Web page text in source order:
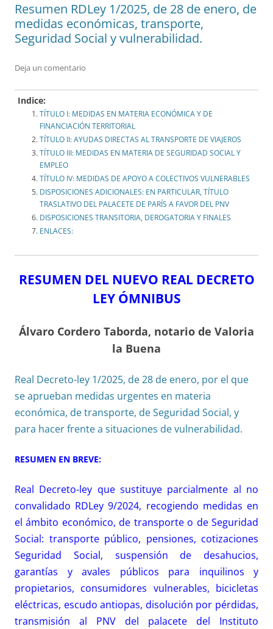
Resumen RDLey 1/2025, de 28 de enero, de
medidas económicas, transporte,
Seguridad Social y vulnerabilidad.
Deja un comentario
Indice:
TÍTULO I: MEDIDAS EN MATERIA ECONÓMICA Y DE
FINANCIACIÓN TERRITORIAL
TÍTULO II: AYUDAS DIRECTAS AL TRANSPORTE DE VIAJEROS
TÍTULO III: MEDIDAS EN MATERIA DE SEGURIDAD SOCIAL Y
EMPLEO
TÍTULO IV: MEDIDAS DE APOYO A COLECTIVOS VULNERABLES
DISPOSICIONES ADICIONALES: EN PARTICULAR, TÍTULO
TRASLATIVO DEL PALACETE DE PARÍS A FAVOR DEL PNV
DISPOSICIONES TRANSITORIA, DEROGATORIA Y FINALES
ENLACES:
RESUMEN DEL NUEVO REAL DECRETO
LEY ÓMNIBUS
Álvaro Cordero Taborda, notario de Valoria
la Buena
Real Decreto-ley 1/2025, de 28 de enero, por el que
se aprueban medidas urgentes en materia
económica, de transporte, de Seguridad Social, y
para hacer frente a situaciones de vulnerabilidad.
RESUMEN EN BREVE:
Real Decreto-ley que sustituye parcialmente al no
convalidado RDLey 9/2024, recogiendo medidas en
el ámbito económico, de transporte o de Seguridad
Social: transporte público, pensiones, cotizaciones
Seguridad Social, suspensión de desahucios,
garantías y avales públicos para inquilinos y
propietarios, consumidores vulnerables, bicicletas
eléctricas, escudo antiopas, disolución por pérdidas,
transmisión al PNV del palacete del Instituto